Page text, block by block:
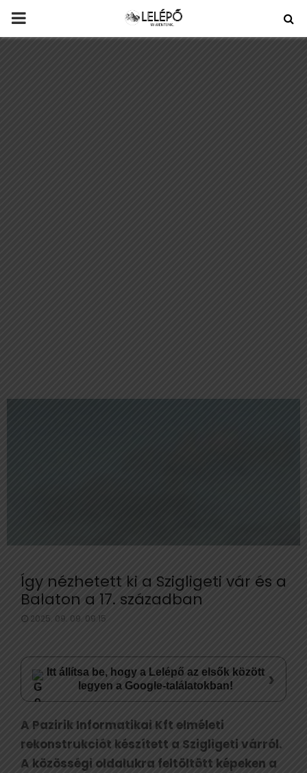
PRIMARY
Így nézhetett ki a Szigligeti vár és a
Balaton a 17. században
2025. 09. 09. 09:15
Itt állítsa be, hogy a Lelépő az elsők között
legyen a Google-találatokban!
›
A Pazirik Informatikai Kft elméleti
rekonstrukciót készített a Szigligeti várról.
A közösségi oldalukra feltöltött képeken a